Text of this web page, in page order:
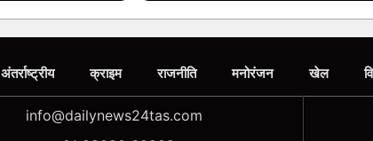
अंतर्राष्ट्रीय क्राइम राजनीति मनोरंजन खेल
info@dailynews24tas.com